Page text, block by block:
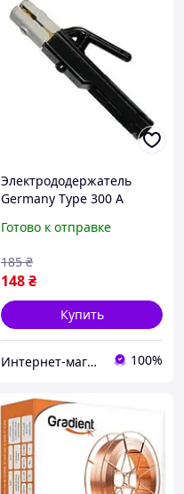
Электрододержатель
Germany Type 300 A
Готово к отправке
148₴
185 ₴
Купить
Интернет-магазин CITYTOOLS 100%